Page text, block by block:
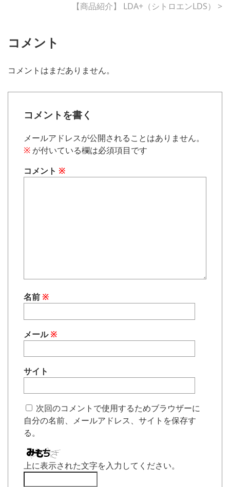
【商品紹介】 LDA+（シトロエンLDS） >
コメント
コメントはまだありません。
コメントを書く
メールアドレスが公開されることはありません。
※ が付いている欄は必須項目です
コメント ※
名前 ※
メール※
サイト
次回のコメントで使用するためブラウザーに
自分の名前、メールアドレス、サイトを保存す
る。
上に表示された文字を入力してください。